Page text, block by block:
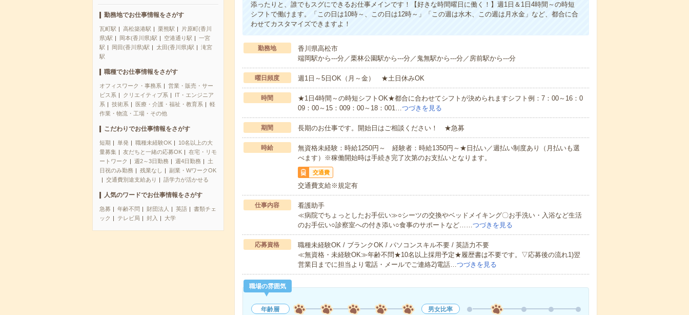
勤務地でお仕事情報をさがす
瓦町駅 高松築港駅 栗熊駅
片原町(香川
県)駅
岡本(香川県)駅 空港通り駅
一宮
駅
岡田(香川県)駅 太田(香川県)駅
滝宮
駅
職種でお仕事情報をさがす
オフィスワーク・事務系
営業・販売・サー
ビス系
クリエイティブ系
IT・エンジニア
系
技術系 医療・介護・福祉・教育系
軽
作業・物流・工場・その他
こだわりでお仕事情報をさがす
短期 単発 職種未経験OK
10名以上の大
量募集
友だちと一緒の応募OK
在宅・リモ
ートワーク
週2～3日勤務 週4日勤務
土
日祝のみ勤務
残業なし
副業・WワークOK
交通費別途支給あり
語学力が活かせる
人気のワードでお仕事情報をさがす
急募 年齢不問 財団法人 英語
書類チェ
ック
テレビ局 封入 大学
添ったりと、誰でもスグにできるお仕事メインです！【好きな時間曜日に働く！】週1日＆1日4時間～の時短
シフトで働けます。「この日は10時～、この日は12時～」「この週は水木、この週は月水金」など、都合に合
わせてカスタマイズできますよ！
勤務地
香川県高松市
端岡駅から---分／栗林公園駅から---分／鬼無駅から---分／房前駅から---分
曜日頻度 週1日～5日OK（月～金） ★土日休みOK
時間
★1日4時間～の時短シフトOK★都合に合わせてシフトが決められますシフト例：7：00～16：0
09：00～15：009：00～18：001…つづきを見る
期間 長期のお仕事です。開始日はご相談ください！ ★急募
時給
無資格未経験：時給1250円～ 経験者：時給1350円～★日払い／週払い制度あり（月払いも選
べます）※稼働開始時は手続き完了次第のお支払いとなります。
交通費
交通費支給※規定有
仕事内容
看護助手
≪病院でちょっとしたお手伝い≫○シーツの交換やベッドメイキング〇お手洗い・入浴など生活
のお手伝い○診察室への付き添い○食事のサポートなど……つづきを見る
応募資格
職種未経験OK / ブランクOK / パソコンスキル不要 / 英語力不要
≪無資格・未経験OK≫年齢不問★10名以上採用予定★履歴書は不要です。▽応募後の流れ1)翌
営業日までに担当より電話・メールでご連絡2)電話…つづきを見る
職場の雰囲気
年齢層
男女比率